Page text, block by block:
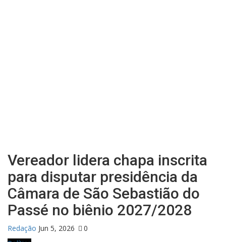
Vereador lidera chapa inscrita
para disputar presidência da
Câmara de São Sebastião do
Passé no biênio 2027/2028
Redação Jun 5, 2026
0